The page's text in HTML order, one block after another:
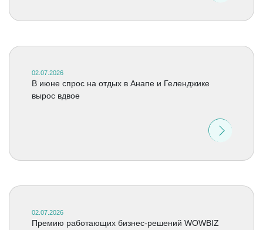
02.07.2026
В июне спрос на отдых в Анапе и Геленджике
вырос вдвое
02.07.2026
Премию работающих бизнес-решений WOWBIZ